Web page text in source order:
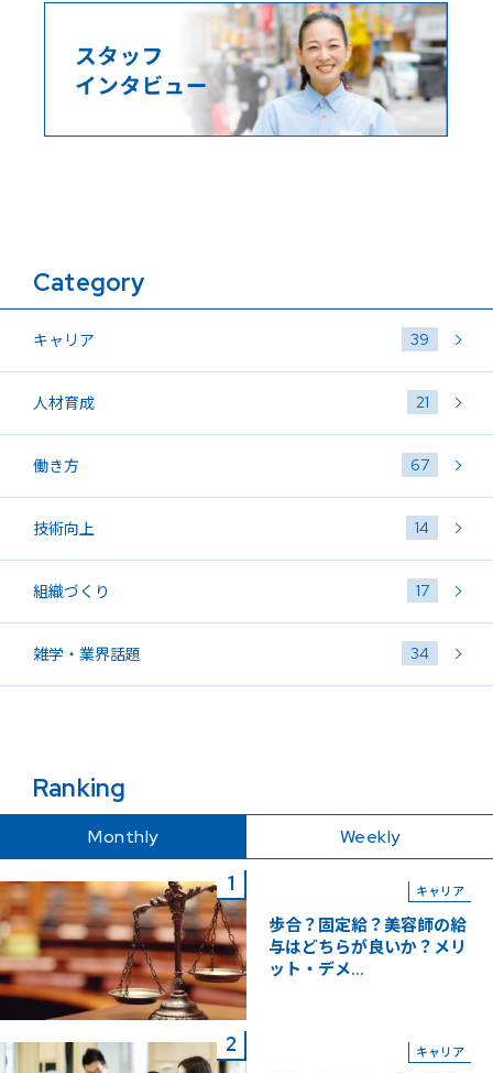
Category
キャリア 39
人材育成 21
働き方 67
技術向上 14
組織づくり 17
雑学・業界話題 34
Ranking
Monthly Weekly
キャリア
歩合？固定給？美容師の給
与はどちらが良いか？メリ
ット・デメ...
キャリア